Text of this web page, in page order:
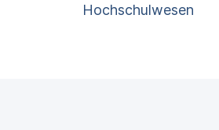
Hochschulwesen